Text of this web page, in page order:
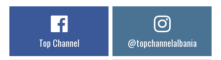
Top Channel @topchannelalbania